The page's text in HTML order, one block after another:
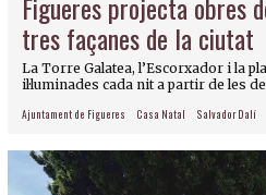
tres façanes de la ciutat
La Torre Galatea, l’Escorxador i la
il·luminades cada nit a partir de les
Ajuntament de Figueres Casa Natal Salvador Dalí